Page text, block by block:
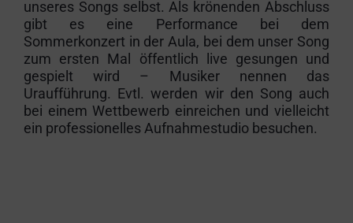
unseres Songs selbst. Als krönenden Abschluss
gibt es eine Performance bei dem
Sommerkonzert in der Aula, bei dem unser Song
zum ersten Mal öffentlich live gesungen und
gespielt wird – Musiker nennen das
Uraufführung. Evtl. werden wir den Song auch
bei einem Wettbewerb einreichen und vielleicht
ein professionelles Aufnahmestudio besuchen.